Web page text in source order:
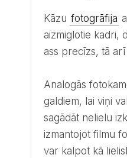
Kāzu fotogrāfija
aizmiglotie kadri,
ass precīzs, tā
Analogās fotokameras kāzām nav nekas jauns – daudzi pāri novieto šādas vienreizējās kameras uz viesu
galdiem, lai viņi
sagādāt nelielu
izmantojot filmu
var kalpot kā